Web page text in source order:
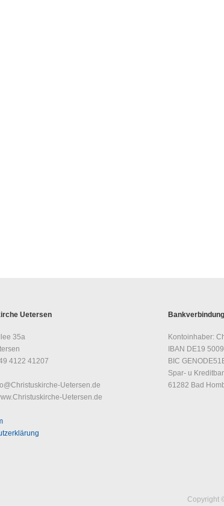
Uetersen
35a
4122 41207
Uetersen.de
Uetersen.de
Bankverbindung
Kontoinhaber:
IBAN DE19
BIC
Spar- u
61282 Bad
Copyright